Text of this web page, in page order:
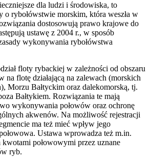
dla ludzi i środowiska, to
o rybołówstwie morskim, która weszła w
dostosowują prawo krajowe do
ustawę z 2004 r., w sposób
wykonywania rybołówstwa
floty rybackiej w zależności od obszaru
na flotę działającą na zalewach (morskich
Morzu Bałtyckim oraz dalekomorską, tj.
Bałtykiem. Rozwiązania te mają
wykonywania połowów oraz ochronę
akwenów. Na możliwość rejestracji
ma też mieć wpływ jego
Ustawa wprowadza też m.in.
połowowymi przez uznane
ryb.